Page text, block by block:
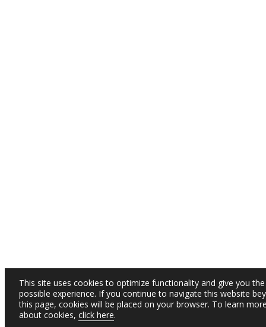
This site uses cookies to optimize functionality and give you
possible experience. If you continue to navigate this website
this page, cookies will be placed on your browser. To learn
about cookies, click here.